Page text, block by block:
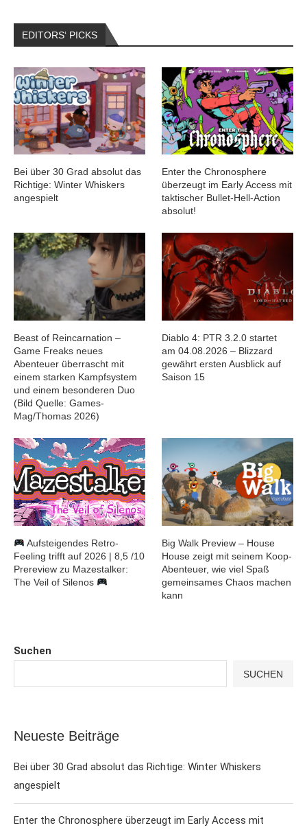
Suchen
SUCHEN
Neueste Beiträge
Bei über 30 Grad absolut das Richtige: Winter Whiskers
angespielt
Enter the Chronosphere überzeugt im Early Access mit
EDITORS‘ PICKS
Bei über 30 Grad absolut das
Richtige: Winter Whiskers
angespielt
Enter the Chronosphere
überzeugt im Early Access mit
taktischer Bullet-Hell-Action
absolut!
Beast of Reincarnation –
Game Freaks neues
Abenteuer überrascht mit
einem starken Kampfsystem
und einem besonderen Duo
(Bild Quelle: Games-
Mag/Thomas 2026)
Diablo 4: PTR 3.2.0 startet
am 04.08.2026 – Blizzard
gewährt ersten Ausblick auf
Saison 15
Aufsteigendes Retro-
Feeling trifft auf 2026 | 8,5 /10
Prereview zu Mazestalker:
The Veil of Silenos
Big Walk Preview – House
House zeigt mit seinem Koop-
Abenteuer, wie viel Spaß
gemeinsames Chaos machen
kann